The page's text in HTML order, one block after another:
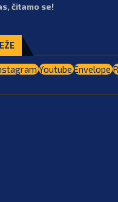
čitamo se!
YoutubeEnvelope